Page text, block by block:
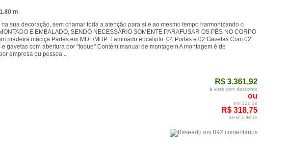
m
sua decoração, sem chamar toda a atenção para si e ao mesmo tempo harmonizando o
E EMBALADO, SENDO NECESSÁRIO SOMENTE PARAFUSAR OS PÉS NO CORPO
madeira maciça Partes em MDF/MDP Laminado eucalipto 04 Portas e 02 Gavetas Com 02
gavetas com abertura por "toque" Contém manual de montagem A montagem é de
empresa ou pessoa ..
R$ 3.361,92
à vista com desconto
ou
em 12x de
R$ 318,75
SEM JUROS